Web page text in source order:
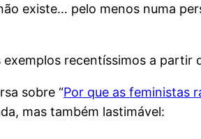
existe… pelo menos numa
exemplos recentíssimos a partir
sobre “Por que as feministas
mas também lastimável: